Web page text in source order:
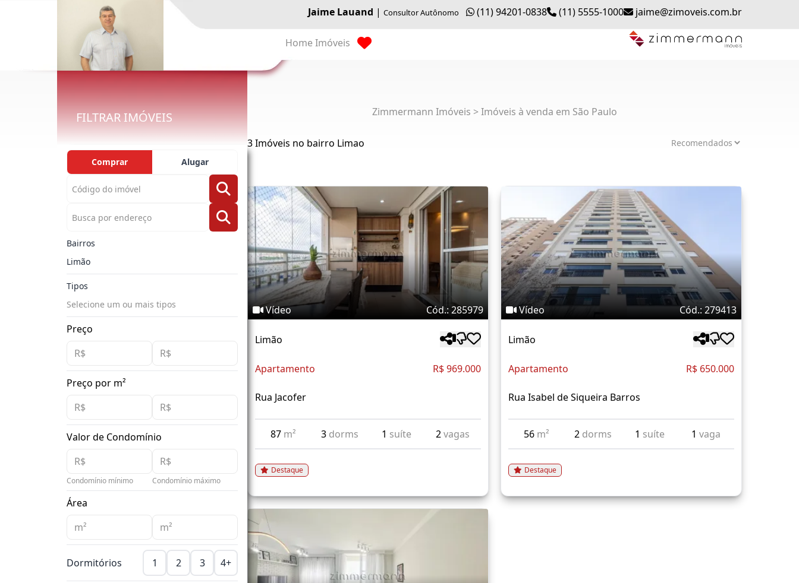
Jaime Lauand | Consultor Autônomo (11) 94201-0838 (11) 5555-1000 jaime@zimoveis.com.br
Home Imóveis
FILTRAR IMÓVEIS
Comprar Alugar
Bairros
Limão
Tipos
Selecione um ou mais tipos
Preço
Preço por m²
Valor de Condomínio
Condomínio mínimo Condomínio máximo
Área
Dormitórios 1 2 3 4+
Zimmermann Imóveis > Imóveis à venda em São Paulo
3 Imóveis no bairro Limao
Vídeo Cód.: 285979
Limão
Apartamento R$ 969.000
Rua Jacofer
87 m² 3 dorms 1 suíte 2vagas
Destaque
Vídeo Cód.: 279413
Limão
Apartamento R$ 650.000
Rua Isabel de Siqueira Barros
56 m² 2 dorms 1 suíte 1 vaga
Destaque